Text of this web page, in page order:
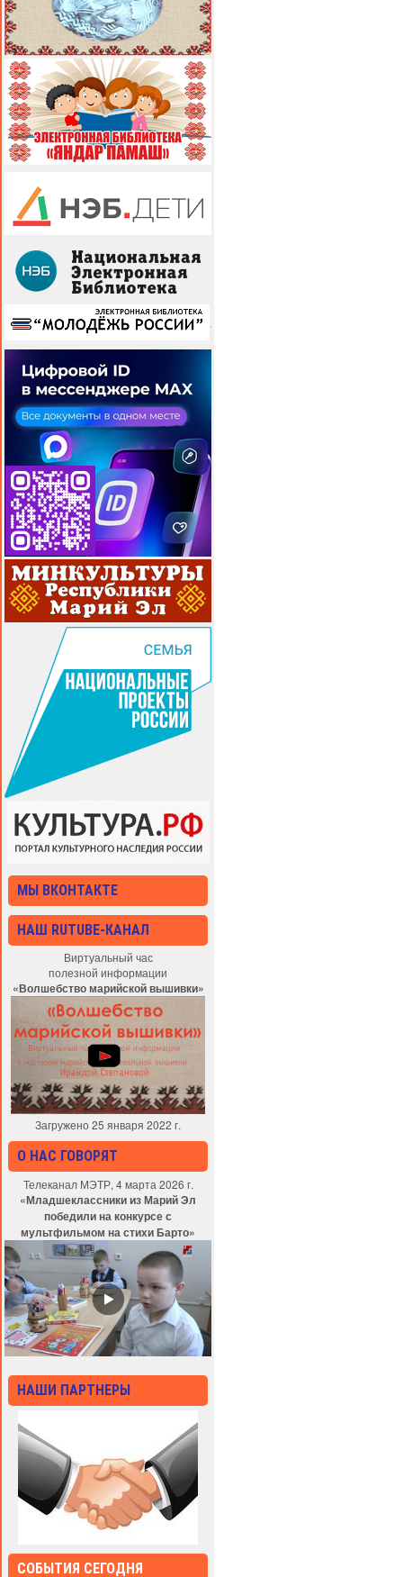
МЫ ВКОНТАКТЕ
НАШ RUTUBE-КАНАЛ
Виртуальный час
полезной информации
«Волшебство марийской вышивки»
Загружено 25 января 2022 г.
О НАС ГОВОРЯТ
Телеканал МЭТР, 4 марта 2026 г.
«Младшеклассники из Марий Эл
победили на конкурсе с
мультфильмом на стихи Барто»
НАШИ ПАРТНЕРЫ
СОБЫТИЯ СЕГОДНЯ